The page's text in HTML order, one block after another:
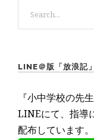
LINE＠版「放浪記」
『小中学校の先
LINEにて、指導
配布しています。